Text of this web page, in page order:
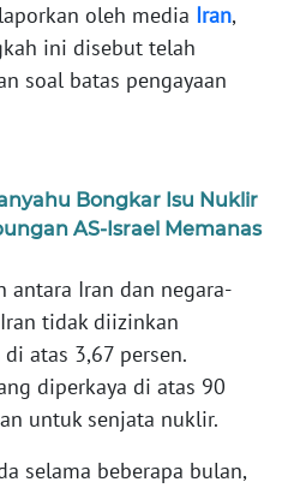
oleh media Iran,
ini disebut telah
soal batas pengayaan
Bongkar Isu Nuklir
AS-Israel Memanas
antara Iran dan negara-
tidak diizinkan
di atas 3,67 persen.
diperkaya di atas 90
untuk senjata nuklir.
selama beberapa bulan,